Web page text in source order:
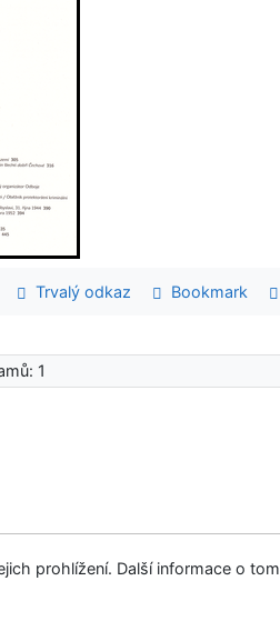
Trvalý odkaz Bookmark
1
Soukromí
Modul OpenSearch
prohlížení. Další informace o tom